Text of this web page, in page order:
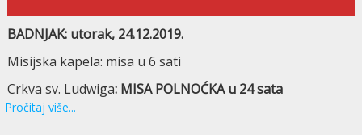
BADNJAK: utorak, 24.12.2019.
Misijska kapela: misa u 6 sati
Crkva sv. Ludwiga: MISA POLNOĆKA u 24 sata
Pročitaj više...